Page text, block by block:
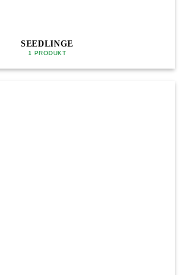
SEEDLINGE
1 PRODUKT